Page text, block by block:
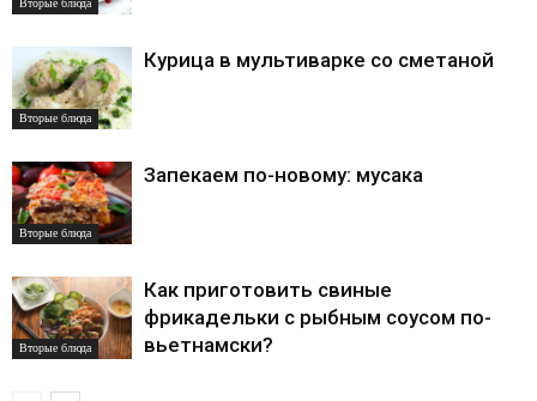
Вторые блюда
Курица в мультиварке со сметаной
Вторые блюда
Запекаем по-новому: мусака
Вторые блюда
Как приготовить свиные
фрикадельки с рыбным соусом по-
вьетнамски?